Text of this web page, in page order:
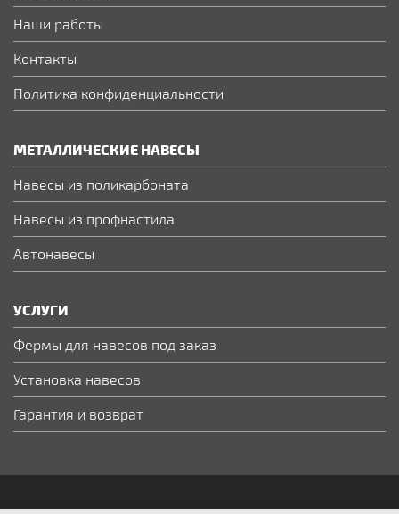
Наши работы
Контакты
Политика конфиденциальности
МЕТАЛЛИЧЕСКИЕ НАВЕСЫ
Навесы из поликарбоната
Навесы из профнастила
Автонавесы
УСЛУГИ
Фермы для навесов под заказ
Установка навесов
Гарантия и возврат